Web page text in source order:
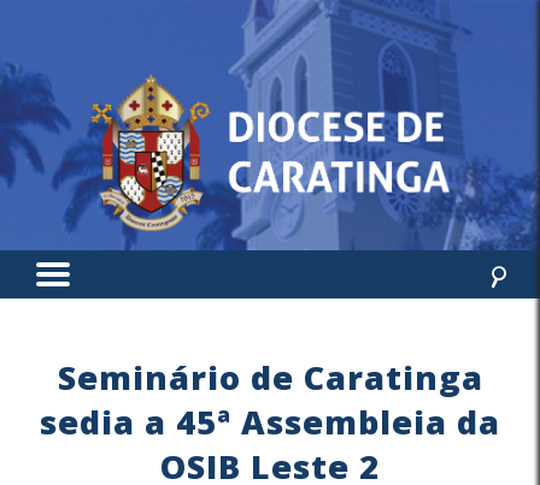
Seminário de Caratinga
sedia a 45ª Assembleia da
OSIB Leste 2